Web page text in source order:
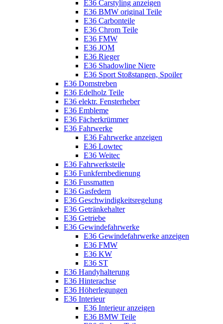
E36 Carstyling anzeigen
E36 BMW original Teile
E36 Carbonteile
E36 Chrom Teile
E36 FMW
E36 JOM
E36 Rieger
E36 Shadowline Niere
E36 Sport Stoßstangen, Spoiler
E36 Domstreben
E36 Edelholz Teile
E36 elektr. Fensterheber
E36 Embleme
E36 Fächerkrümmer
E36 Fahrwerke
E36 Fahrwerke anzeigen
E36 Lowtec
E36 Weitec
E36 Fahrwerksteile
E36 Funkfernbedienung
E36 Fussmatten
E36 Gasfedern
E36 Geschwindigkeitsregelung
E36 Getränkehalter
E36 Getriebe
E36 Gewindefahrwerke
E36 Gewindefahrwerke anzeigen
E36 FMW
E36 KW
E36 ST
E36 Handyhalterung
E36 Hinterachse
E36 Höherlegungen
E36 Interieur
E36 Interieur anzeigen
E36 BMW Teile